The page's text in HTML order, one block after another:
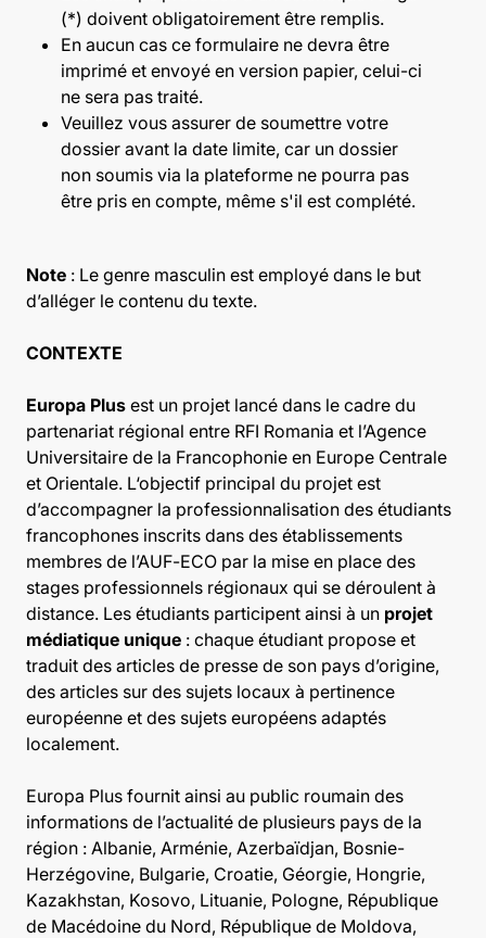
(*) doivent obligatoirement être remplis.
En aucun cas ce formulaire ne devra être
imprimé et envoyé en version papier, celui-ci
ne sera pas traité.
Veuillez vous assurer de soumettre votre
dossier avant la date limite, car un dossier
non soumis via la plateforme ne pourra pas
être pris en compte, même s'il est complété.
Note : Le genre masculin est employé dans le but
d’alléger le contenu du texte.
CONTEXTE
Europa Plus est un projet lancé dans le cadre du
partenariat régional entre RFI Romania et l’Agence
Universitaire de la Francophonie en Europe Centrale
et Orientale. L‘objectif principal du projet est
d’accompagner la professionnalisation des étudiants
francophones inscrits dans des établissements
membres de l’AUF-ECO par la mise en place des
stages professionnels régionaux qui se déroulent à
distance. Les étudiants participent ainsi à un projet
médiatique unique : chaque étudiant propose et
traduit des articles de presse de son pays d’origine,
des articles sur des sujets locaux à pertinence
européenne et des sujets européens adaptés
localement.
Europa Plus fournit ainsi au public roumain des
informations de l’actualité de plusieurs pays de la
région : Albanie, Arménie, Azerbaïdjan, Bosnie-
Herzégovine, Bulgarie, Croatie, Géorgie, Hongrie,
Kazakhstan, Kosovo, Lituanie, Pologne, République
de Macédoine du Nord, République de Moldova,